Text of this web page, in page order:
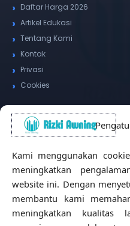
Kami menggunakan
meningkatkan
website ini. Dengan
membantu kami
meningkatkan kualitas
Daftar Harga 2026
Artikel Edukasi
Tentang Kami
Kontak
Privasi
Cookies
Alamat Kantor
✆ WhatsApp / Telepon
(+62) 815-8575-4435
Pusat Sukabumi
Sukamanis, Kadudampit,